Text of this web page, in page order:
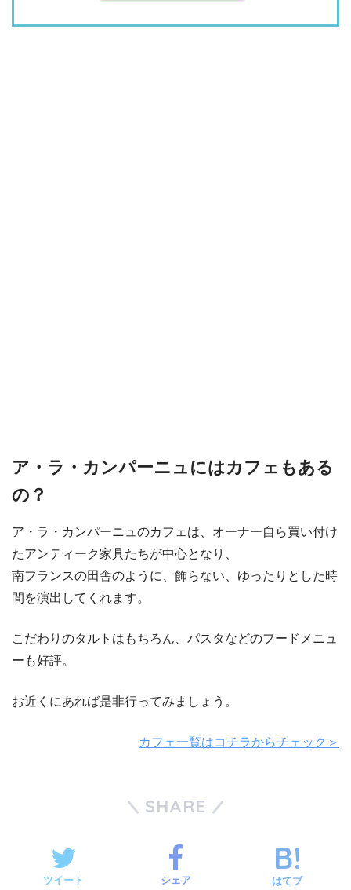
ア・ラ・カンパーニュにはカフェもある
の？
ア・ラ・カンパーニュのカフェは、オーナー自ら買い付け
たアンティーク家具たちが中心となり、
南フランスの田舎のように、飾らない、ゆったりとした時
間を演出してくれます。
こだわりのタルトはもちろん、パスタなどのフードメニュ
ーも好評。
お近くにあれば是非行ってみましょう。
カフェ一覧はコチラからチェック＞
SHARE
ツイート シェア はてブ